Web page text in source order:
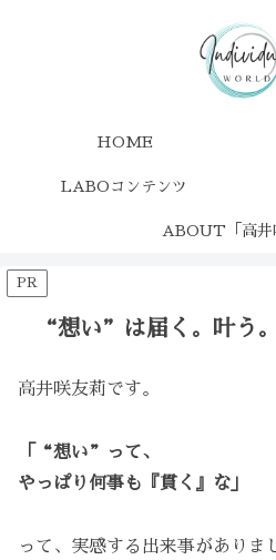
HOME
LABOコンテンツ
ABOUT「高井
PR
“想い”は届く。叶う
高井咲友莉です。
「“想い”って、
やっぱり何事も『貫く』な」
って、実感する出来事がありま